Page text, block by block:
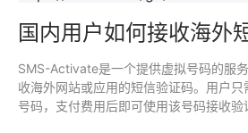
国内用户如何接收海外
SMS-Activate是一个提供虚拟号码的服
收海外网站或应用的短信验证码。用户
号码，支付费用后即可使用该号码接收验